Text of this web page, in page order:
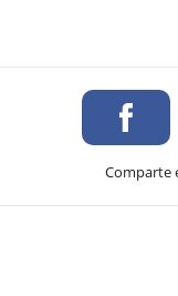
Comparte